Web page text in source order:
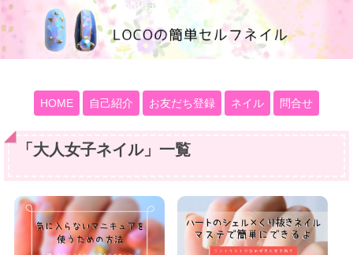
100均大好きママブログ
HOME 自己紹介 お友だち登録 ネイル 問合せ
「 大人女子ネイル」 一覧